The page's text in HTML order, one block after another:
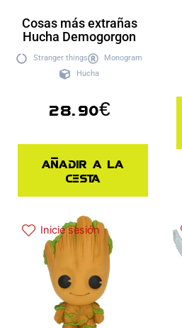
Cosas más extrañas
Hucha Demogorgon
Stranger things
Monogram
Hucha
28.90€
Añadir a la
cesta
Inicie sesión